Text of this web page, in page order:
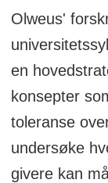
Olweus'
en
konsepter
toleranse
undersøke
givere kan